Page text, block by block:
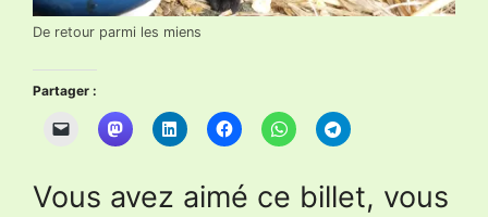
De retour parmi les miens
Partager :
Vous avez aimé ce billet, vous